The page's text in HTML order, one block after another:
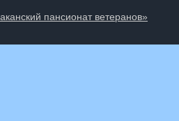
пансионат ветеранов»